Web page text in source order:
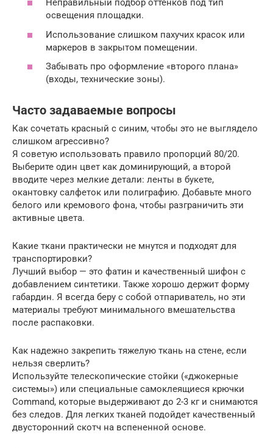
Неправильный подбор оттенков под тип
освещения площадки.
Использование слишком пахучих красок или
маркеров в закрытом помещении.
Забывать про оформление «второго плана»
(входы, технические зоны).
Часто задаваемые вопросы
Как сочетать красный с синим, чтобы это не выглядело
слишком агрессивно?
Я советую использовать правило пропорций 80/20.
Выберите один цвет как доминирующий, а второй
вводите через мелкие детали: ленты в букете,
окантовку салфеток или полиграфию. Добавьте много
белого или кремового фона, чтобы разграничить эти
активные цвета.
Какие ткани практически не мнутся и подходят для
транспортировки?
Лучший выбор — это фатин и качественный шифон с
добавлением синтетики. Также хорошо держит форму
габардин. Я всегда беру с собой отпариватель, но эти
материалы требуют минимального вмешательства
после распаковки.
Как надежно закрепить тяжелую ткань на стене, если
нельзя сверлить?
Используйте телескопические стойки («джокерные
системы») или специальные самоклеящиеся крючки
Command, которые выдерживают до 2-3 кг и снимаются
без следов. Для легких тканей подойдет качественный
двусторонний скотч на вспененной основе.